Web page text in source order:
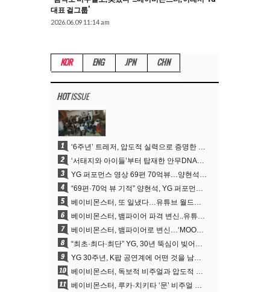
대표 걸그룹’
2026.06.09 11:14 am
KOR ENG JPN CHN
HOTISSUE
1 ‘6주년’ 트레저, 압도적 실력으로 증명한 ‘YG의 보물’ 진가
2 ‘서태지와 아이들’부터 탑재한 안무DNA…양현석, YG 퍼포먼스 비디오 70억 뷰 신화의 시작
3 YG 퍼포먼스 영상 69편 70억뷰…양현석 제작 철학 통했다
4 “69편·70억 뷰 기적” 양현석, YG 퍼포먼스 비디오 100% 직접 만든 이유
5 베이비몬스터, 또 일냈다…유튜브 월드와이드 1위
6 베이비몬스터, 뱀파이어 파격 변신..유튜브 트렌딩 1위 직행
7 베이비몬스터, 뱀파이어로 변신…‘MOON’으로 찍은 3개월 프로젝트
8 “최초·최다·최단” YG, 30년 뚝심이 빚어낸 K팝 투어의 새 지평
9 YG 30주년, K팝 공연계에 어떤 것을 남겼나
10 베이비몬스터, 독보적 비주얼과 압도적 소화력..’MOON’
11 베이비몬스터, 루카·치키타 ‘문’ 비주얼 공개…절제된 카리스마·유니크 비주얼